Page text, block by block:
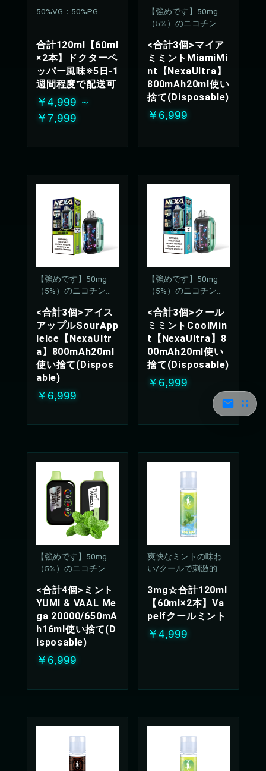
50%VG：50%PG
合計120ml【60ml
×2本】ドクターペ
ッパー風味※5日-1
週間程度で配送可
￥4,999 ～
￥7,999
【強めです】50mg
（5%）のニコチン濃
<合計3個>マイア
ミミントMiamiMi
nt【NexaUltra】
800mAh20ml使い
捨て(Disposable)
￥6,999
【強めです】50mg
（5%）のニコチン濃
<合計3個>アイス
アップルSourApp
leIce【NexaUltr
a】800mAh20ml
使い捨て(Dispos
able)
￥6,999
【強めです】50mg
（5%）のニコチン濃
<合計3個>クール
ミミントCoolMin
t【NexaUltra】8
00mAh20ml使い
捨て(Disposable)
￥6,999
【強めです】50mg
（5%）のニコチン濃
<合計4個>ミント
YUMI & VAAL Me
ga 20000/650mA
h16ml使い捨て(D
isposable)
￥6,999
爽快なミントの味わ
い/クールで刺激的な
G%)
3mg☆合計120ml
【60ml×2本】Va
pelfクールミント
￥4,999